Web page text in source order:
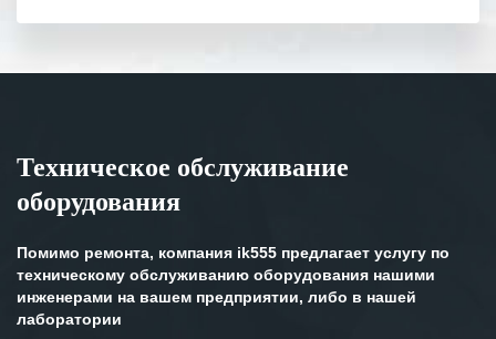
Особенно хочется отметить высокую
клиентоориентированность
готовность помочь в самых сложных
Мы высоко ценим сложившиеся
Техническое обслуживание
оборудования
Помимо ремонта, компания ik555 предлагает услугу по
техническому обслуживанию оборудования нашими
инженерами на вашем предприятии, либо в нашей
лаборатории